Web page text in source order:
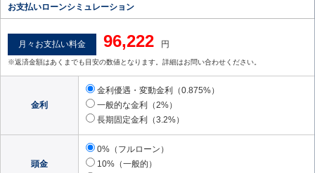
お支払いローンシミュレーション
月々お支払い料金 96,222 円
※返済金額はあくまでも目安の数値となります。詳細はお問い合わせください。
金利
金利優遇・変動金利（0.875%）
一般的な金利（2%）
長期固定金利（3.2%）
頭金
0%（フルローン）
10%（一般的）